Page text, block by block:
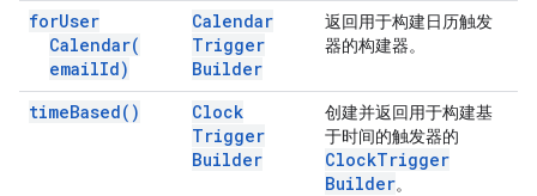
forUser
Calendar(
emailId)
Calendar
Trigger
Builder
返回用于构建日历触发
器的构建器。
timeBased( )
Clock
Trigger
Builder
创建并返回用于构建基
于时间的触发器的
ClockTrigger
Builder。